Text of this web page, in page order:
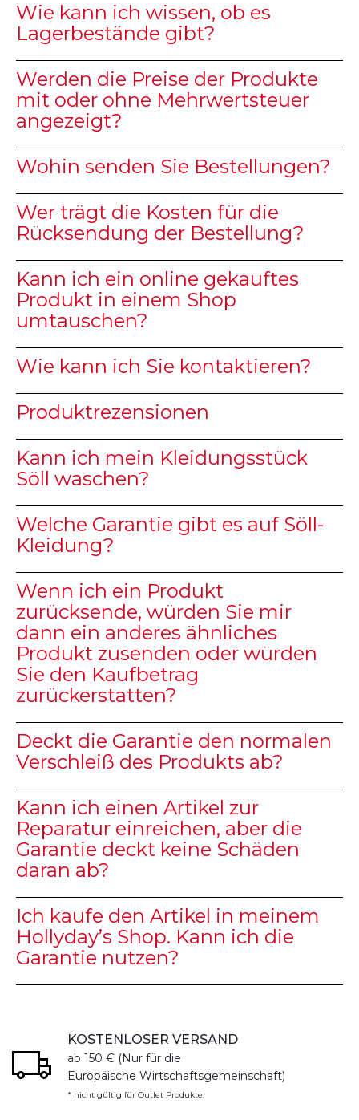
Wie kann ich wissen, ob es
Lagerbestände gibt?
Werden die Preise der Produkte
mit oder ohne Mehrwertsteuer
angezeigt?
Wohin senden Sie Bestellungen?
Wer trägt die Kosten für die
Rücksendung der Bestellung?
Kann ich ein online gekauftes
Produkt in einem Shop
umtauschen?
Wie kann ich Sie kontaktieren?
Produktrezensionen
Kann ich mein Kleidungsstück
Söll waschen?
Welche Garantie gibt es auf Söll-
Kleidung?
Wenn ich ein Produkt
zurücksende, würden Sie mir
dann ein anderes ähnliches
Produkt zusenden oder würden
Sie den Kaufbetrag
zurückerstatten?
Deckt die Garantie den normalen
Verschleiß des Produkts ab?
Kann ich einen Artikel zur
Reparatur einreichen, aber die
Garantie deckt keine Schäden
daran ab?
Ich kaufe den Artikel in meinem
Hollyday’s Shop. Kann ich die
Garantie nutzen?
KOSTENLOSER VERSAND
ab 150 € (Nur für die
Europäische Wirtschaftsgemeinschaft)
* nicht gültig für Outlet Produkte.